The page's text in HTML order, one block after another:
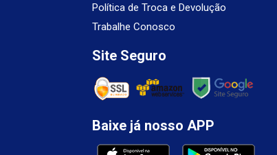
Política de Troca e Devolução
Trabalhe Conosco
Site Seguro
Baixe já nosso APP